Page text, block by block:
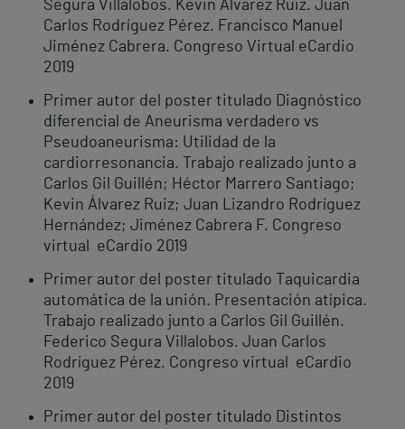
Segura Villalobos. Kevin Álvarez Ruiz. Juan
Carlos Rodríguez Pérez. Francisco Manuel
Jiménez Cabrera. Congreso Virtual eCardio
2019
Primer autor del poster titulado Diagnóstico
diferencial de Aneurisma verdadero vs
Pseudoaneurisma: Utilidad de la
cardiorresonancia. Trabajo realizado junto a
Carlos Gil Guillén; Héctor Marrero Santiago;
Kevin Álvarez Ruiz; Juan Lizandro Rodríguez
Hernández; Jiménez Cabrera F. Congreso
virtual eCardio 2019
Primer autor del poster titulado Taquicardia
automática de la unión. Presentación atípica.
Trabajo realizado junto a Carlos Gil Guillén.
Federico Segura Villalobos. Juan Carlos
Rodríguez Pérez. Congreso virtual eCardio
2019
Primer autor del poster titulado Distintos